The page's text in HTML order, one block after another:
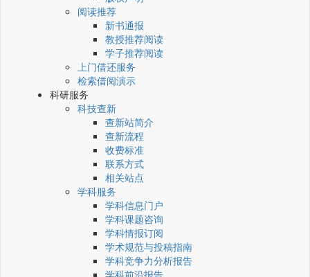
阅读推荐
新书通报
教授推荐阅读
学子推荐阅读
上门借还服务
检索借阅演示
科研服务
科技查新
查新站简介
查新流程
收费标准
联系方式
相关站点
学科服务
学科信息门户
学科课题咨询
学科情报订阅
学术规范与投稿指南
学科竞争力分析报告